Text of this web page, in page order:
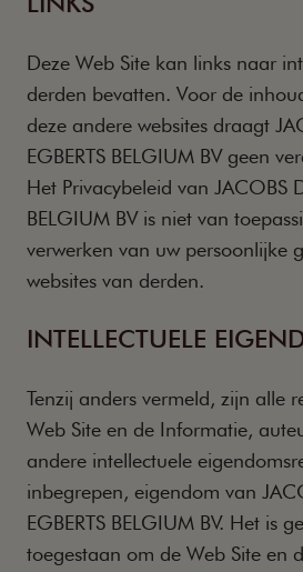
Deze Web Site kan links naar
derden bevatten. Voor de
deze andere websites draagt
EGBERTS BELGIUM BV geen
Het Privacybeleid van JACOBS
BELGIUM BV is niet van
verwerken van uw persoonlijke
websites van derden.
INTELLECTUELE
Tenzij anders vermeld, zijn alle
Web Site en de Informatie,
andere intellectuele
inbegrepen, eigendom van
EGBERTS BELGIUM BV. Het is
toegestaan om de Web Site en